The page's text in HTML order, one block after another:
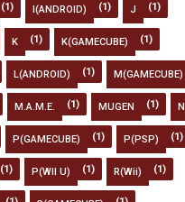
(1) I(ANDROID) (1) J (1)
K (1) K(GAMECUBE) (1)
L(ANDROID) (1) M(GAMECUBE)
M.A.M.E. (1) MUGEN (1) N
P(GAMECUBE) (1) P(PSP) (1)
(1) P(WII U) (1) R(Wii) (1)